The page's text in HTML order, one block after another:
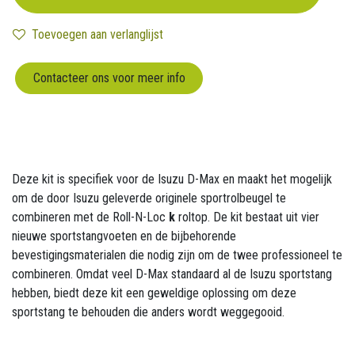
Toevoegen aan verlanglijst
Contacteer ons voor meer info
Deze kit is specifiek voor de Isuzu D-Max en maakt het mogelijk
om de door Isuzu geleverde originele sportrolbeugel te
combineren met de Roll-N-Loc k roltop. De kit bestaat uit vier
nieuwe sportstangvoeten en de bijbehorende
bevestigingsmaterialen die nodig zijn om de twee professioneel te
combineren. Omdat veel D-Max standaard al de Isuzu sportstang
hebben, biedt deze kit een geweldige oplossing om deze
sportstang te behouden die anders wordt weggegooid.